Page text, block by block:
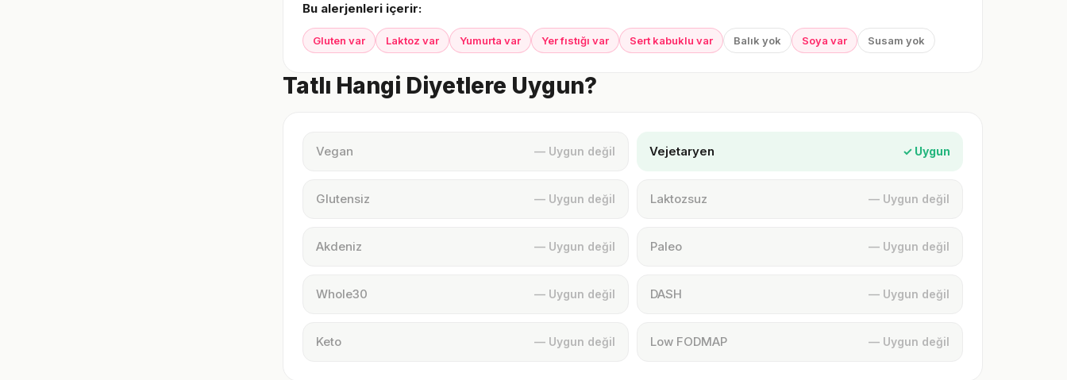
Bu alerjenleri içerir:
Gluten var Laktoz var Yumurta var Yer fıstığı var Sert kabuklu var Balık yok Soya var Susam yok
Tatlı Hangi Diyetlere Uygun?
Vegan — Uygun değil Vejetaryen ✓ Uygun
Glutensiz — Uygun değil Laktozsuz — Uygun değil
Akdeniz — Uygun değil Paleo — Uygun değil
Whole30 — Uygun değil DASH — Uygun değil
Keto — Uygun değil Low FODMAP — Uygun değil